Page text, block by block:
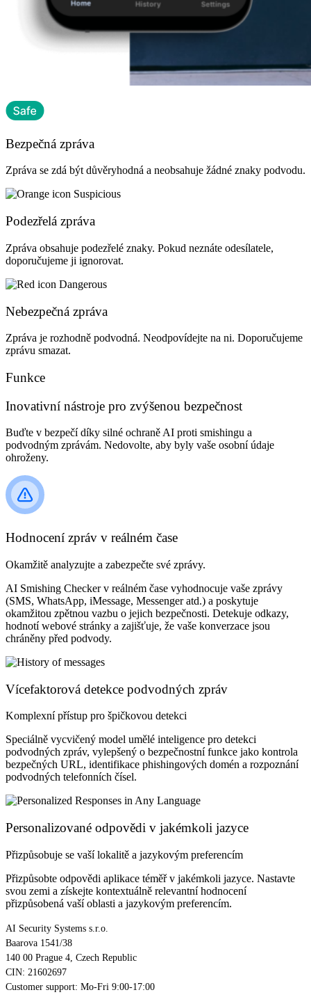
Bezpečná zpráva
Zpráva se zdá být důvěryhodná a neobsahuje žádné znaky podvodu.
Podezřelá zpráva
Zpráva obsahuje podezřelé znaky. Pokud neznáte odesílatele,
doporučujeme ji ignorovat.
Nebezpečná zpráva
Zpráva je rozhodně podvodná. Neodpovídejte na ni. Doporučujeme
zprávu smazat.
Funkce
Inovativní nástroje pro zvýšenou bezpečnost
Buďte v bezpečí díky silné ochraně AI proti smishingu a
podvodným zprávám. Nedovolte, aby byly vaše osobní údaje
ohroženy.
Hodnocení zpráv v reálném čase
Okamžitě analyzujte a zabezpečte své zprávy.
AI Smishing Checker v reálném čase vyhodnocuje vaše zprávy
(SMS, WhatsApp, iMessage, Messenger atd.) a poskytuje
okamžitou zpětnou vazbu o jejich bezpečnosti. Detekuje odkazy,
hodnotí webové stránky a zajišťuje, že vaše konverzace jsou
chráněny před podvody.
Vícefaktorová detekce podvodných zpráv
Komplexní přístup pro špičkovou detekci
Speciálně vycvičený model umělé inteligence pro detekci
podvodných zpráv, vylepšený o bezpečnostní funkce jako kontrola
bezpečných URL, identifikace phishingových domén a rozpoznání
podvodných telefonních čísel.
Personalizované odpovědi v jakémkoli jazyce
Přizpůsobuje se vaší lokalitě a jazykovým preferencím
Přizpůsobte odpovědi aplikace téměř v jakémkoli jazyce. Nastavte
svou zemi a získejte kontextuálně relevantní hodnocení
přizpůsobená vaší oblasti a jazykovým preferencím.
AI Security Systems s.r.o.
Baarova 1541/38
140 00 Prague 4, Czech Republic
CIN: 21602697
Customer support: Mo-Fri 9:00-17:00